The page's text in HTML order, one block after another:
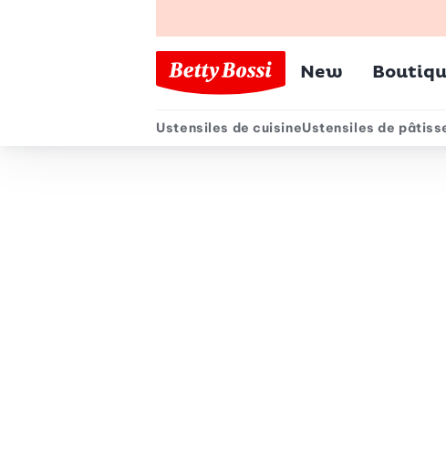
Menu
New
Menu secondaire
Ustensiles de cuisineUstensiles de